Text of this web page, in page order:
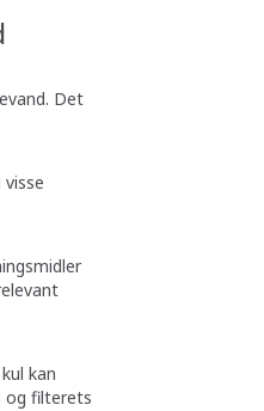
Det
kan
og filterets